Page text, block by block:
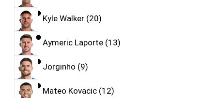
Kyle Walker 20
Aymeric Laporte 13
Jorginho 9
Mateo Kovacic 12